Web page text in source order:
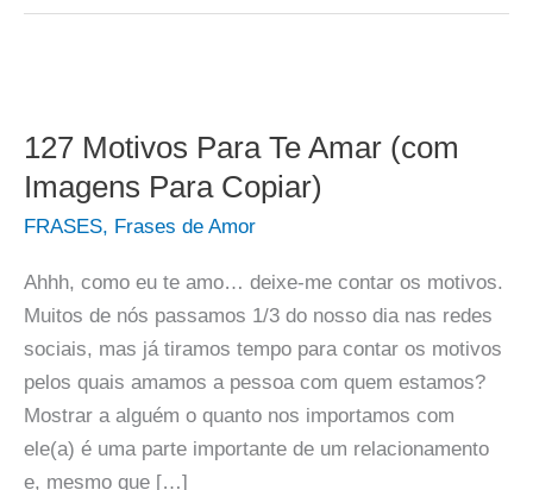
127 Motivos Para Te Amar (com
Imagens Para Copiar)
FRASES, Frases de Amor
Ahhh, como eu te amo… deixe-me contar os motivos.
Muitos de nós passamos 1/3 do nosso dia nas redes
sociais, mas já tiramos tempo para contar os motivos
pelos quais amamos a pessoa com quem estamos?
Mostrar a alguém o quanto nos importamos com
ele(a) é uma parte importante de um relacionamento
e, mesmo que […]